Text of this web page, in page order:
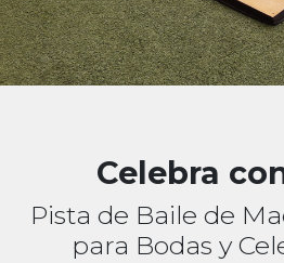
Celebra
Pista de Baile de
para Bodas y